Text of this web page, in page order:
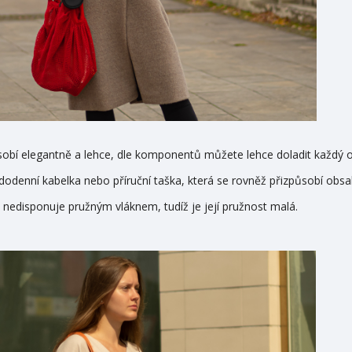
elegantně a lehce, dle komponentů můžete lehce doladit každý
kabelka nebo příruční taška, která se rovněž přizpůsobí
nedisponuje pružným vláknem, tudíž je její pružnost malá.